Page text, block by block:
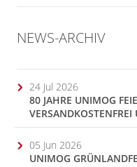
NEWS-ARCHIV
24 Jul 2026
80 JAHRE UNIMOG
05 Jun 2026
UNIMOG